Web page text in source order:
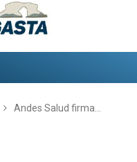
Andes Salud firma…